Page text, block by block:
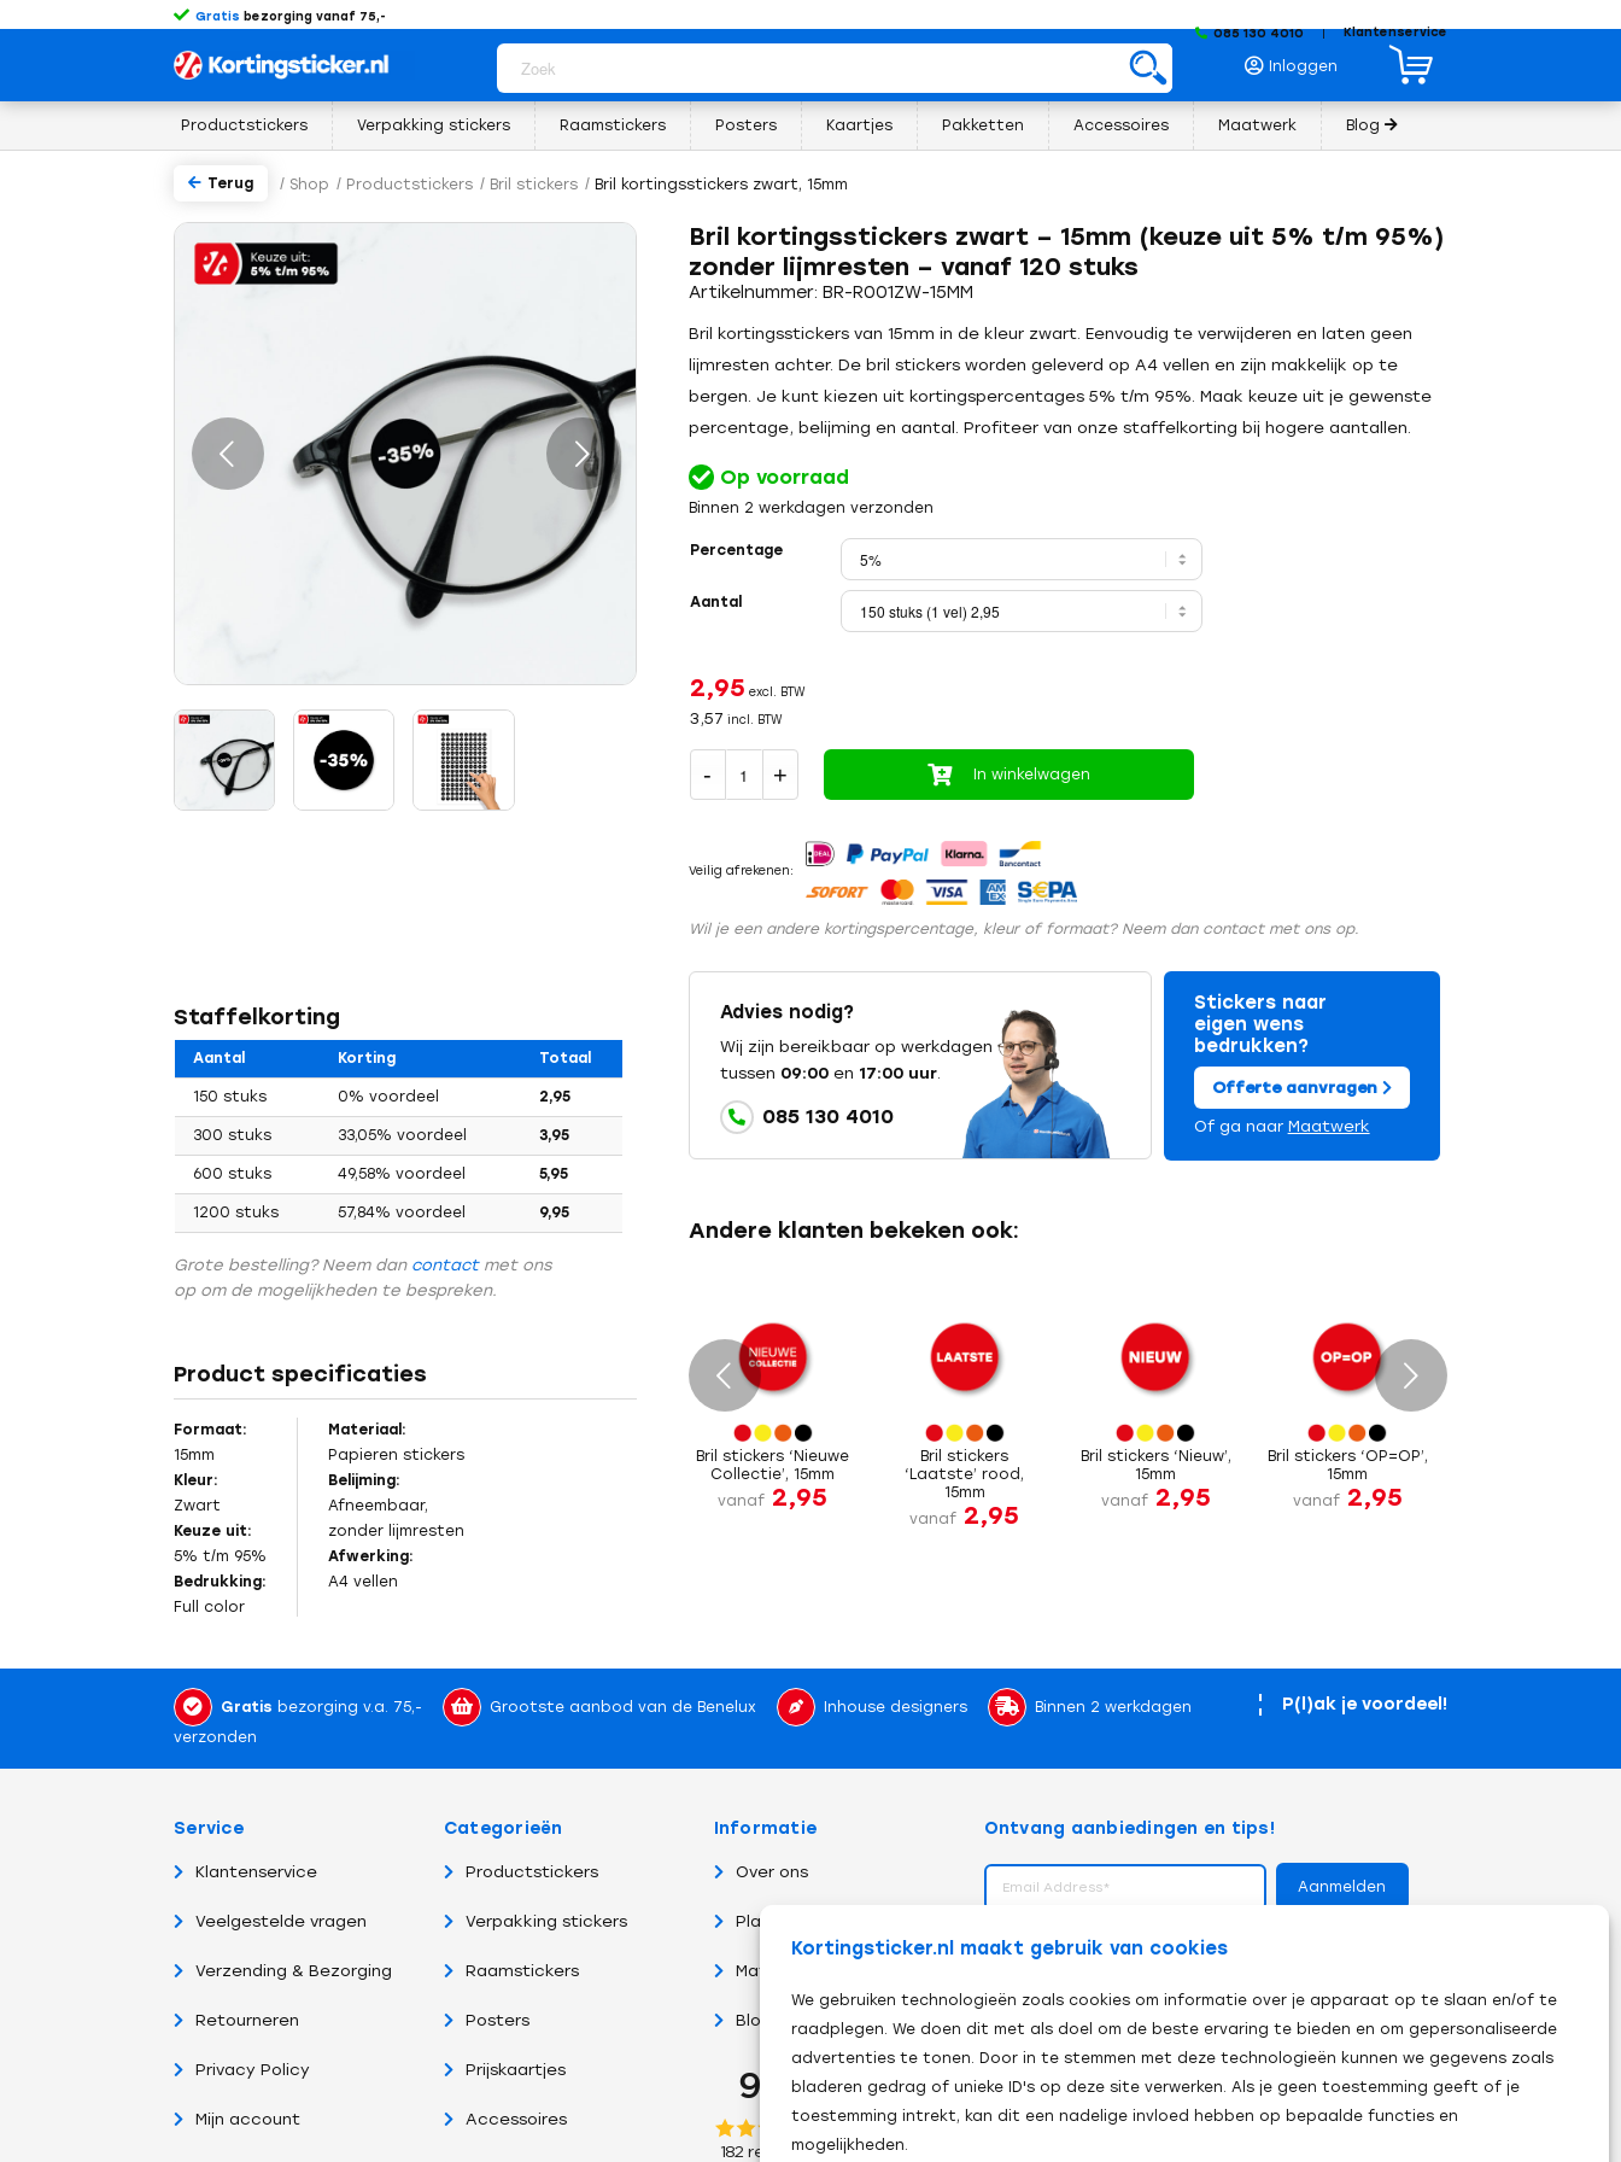
Kortingsticker.nl maakt gebruik van cookies
We gebruiken technologieën zoals cookies om informatie over je apparaat op te slaan en/of te
raadplegen. We doen dit met als doel om de beste ervaring te bieden en om gepersonaliseerde
advertenties te tonen. Door in te stemmen met deze technologieën kunnen we gegevens zoals
bladeren gedrag of unieke ID's op deze site verwerken. Als je geen toestemming geeft of je
toestemming intrekt, kan dit een nadelige invloed hebben op bepaalde functies en
mogelijkheden.
Gratis bezorging vanaf 75,-
085 130 4010
| Klantenservice
Inloggen
/ Shop / Productstickers / Bril stickers / Bril kortingsstickers zwart, 15mm
Productstickers Verpakking stickers Raamstickers Posters Kaartjes Pakketten Accessoires Maatwerk Blog
Terug
Volgende
Bril kortingsstickers zwart – 15mm (keuze uit 5% t/m 95%)
zonder lijmresten – vanaf 120 stuks
Artikelnummer: BR-R001ZW-15MM
Bril kortingsstickers van 15mm in de kleur zwart. Eenvoudig te verwijderen en laten geen
lijmresten achter. De bril stickers worden geleverd op A4 vellen en zijn makkelijk op te
bergen. Je kunt kiezen uit kortingspercentages 5% t/m 95%. Maak keuze uit je gewenste
percentage, belijming en aantal. Profiteer van onze staffelkorting bij hogere aantallen.
Op voorraad
Binnen 2 werkdagen verzonden
Percentage
Aantal
2,95 excl. BTW
3,57 incl. BTW
In winkelwagen
Veilig afrekenen:
Wil je een andere kortingspercentage, kleur of formaat? Neem dan contact met ons op.
Staffelkorting
Aantal Korting Totaal
150 stuks 0% voordeel 2,95
300 stuks 33,05% voordeel 3,95
600 stuks 49,58% voordeel 5,95
1200 stuks 57,84% voordeel 9,95
Grote bestelling? Neem dan contactmet ons
op om de mogelijkheden te bespreken.
Product specificaties
Formaat:
15mm
Kleur:
Zwart
Keuze uit:
5% t/m 95%
Bedrukking:
Full color
Materiaal:
Papieren stickers
Belijming:
Afneembaar,
zonder lijmresten
Afwerking:
A4 vellen
Advies nodig?
Wij zijn bereikbaar op werkdagen
tussen 09:00en 17:00 uur.
085 130 4010
Stickers naar
eigen wens
bedrukken?
Offerte aanvragen
Of ga naar Maatwerk
Andere klanten bekeken ook:
Bril stickers ‘Nieuwe
Collectie’, 15mm
vanaf 2,95
Bril stickers
‘Laatste’ rood,
15mm
vanaf 2,95
Bril stickers ‘Nieuw’,
15mm
vanaf 2,95
Bril stickers ‘OP=OP’,
15mm
vanaf 2,95
Volgende
Gratis bezorging v.a. 75,- Grootste aanbod van de Benelux Inhouse designers
Binnen 2 werkdagen
verzonden
P(l)ak je voordeel!
Service
Klantenservice
Veelgestelde vragen
Verzending & Bezorging
Retourneren
Privacy Policy
Mijn account
Categorieën
Productstickers
Verpakking stickers
Raamstickers
Posters
Prijskaartjes
Accessoires
Informatie
Over ons
Plakinstructies
Materiaalsoorten
Blog
Ontvang aanbiedingen en tips!